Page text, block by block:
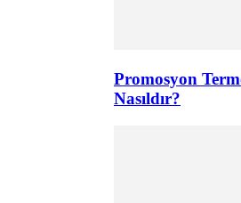
Promosyon
Nasıldır?